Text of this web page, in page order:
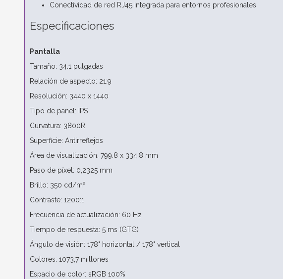
Conectividad de red RJ45 integrada para entornos profesionales
Especificaciones
Pantalla
Tamaño: 34.1 pulgadas
Relación de aspecto: 21:9
Resolución: 3440 x 1440
Tipo de panel: IPS
Curvatura: 3800R
Superficie: Antirreflejos
Área de visualización: 799.8 x 334.8 mm
Paso de píxel: 0,2325 mm
Brillo: 350 cd/m²
Contraste: 1200:1
Frecuencia de actualización: 60 Hz
Tiempo de respuesta: 5 ms (GTG)
Ángulo de visión: 178° horizontal / 178° vertical
Colores: 1073,7 millones
Espacio de color: sRGB 100%